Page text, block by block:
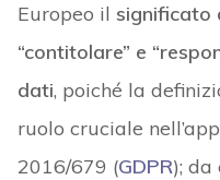
Europeo il significato
“contitolare” e
dati, poiché la
ruolo cruciale
2016/679 (GDPR); da